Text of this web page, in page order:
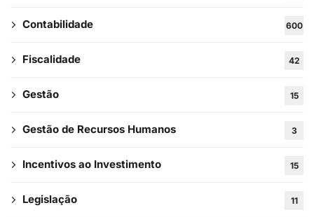
Contabilidade 600
Fiscalidade 42
Gestão 15
Gestão de Recursos Humanos 3
Incentivos ao Investimento 15
Legislação 11